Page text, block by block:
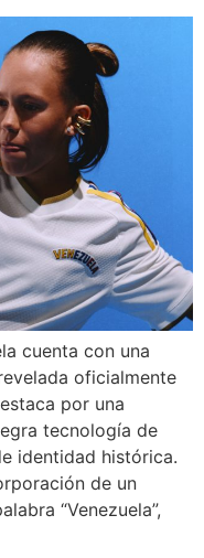
cuenta con una
oficialmente
por una
tecnología de
identidad histórica.
de un
“Venezuela”,